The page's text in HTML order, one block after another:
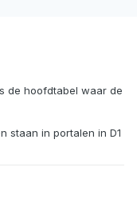
de hoofdtabel waar de
staan in portalen in D1